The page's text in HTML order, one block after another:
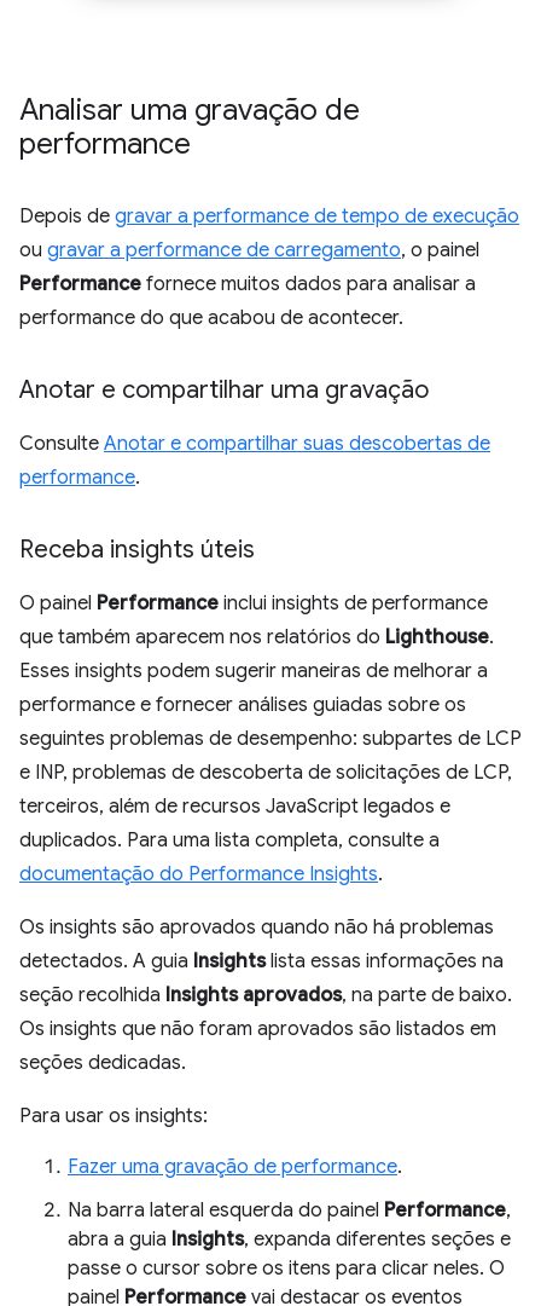
Analisar uma gravação de
performance
Depois de gravar a performance de tempo de execução
ou gravar a performance de carregamento, o painel
Performance fornece muitos dados para analisar a
performance do que acabou de acontecer.
Anotar e compartilhar uma gravação
Consulte Anotar e compartilhar suas descobertas de
performance.
Receba insights úteis
O painel Performance inclui insights de performance
que também aparecem nos relatórios do Lighthouse.
Esses insights podem sugerir maneiras de melhorar a
performance e fornecer análises guiadas sobre os
seguintes problemas de desempenho: subpartes de LCP
e INP, problemas de descoberta de solicitações de LCP,
terceiros, além de recursos JavaScript legados e
duplicados. Para uma lista completa, consulte a
documentação do Performance Insights.
Os insights são aprovados quando não há problemas
detectados. A guia Insightslista essas informações na
seção recolhida Insights aprovados, na parte de baixo.
Os insights que não foram aprovados são listados em
seções dedicadas.
Para usar os insights:
Fazer uma gravação de performance.
Na barra lateral esquerda do painel Performance,
abra a guia Insights, expanda diferentes seções e
passe o cursor sobre os itens para clicar neles. O
painel Performance vai destacar os eventos